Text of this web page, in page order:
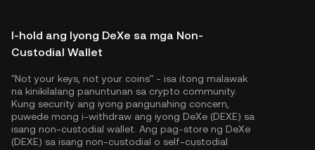
I-hold ang Iyong DeXe sa mga Non-
Custodial Wallet
"Not your keys, not your coins" - isa itong malawak
na kinikilalang panuntunan sa crypto community.
Kung security ang iyong pangunahing concern,
puwede mong i-withdraw ang iyong DeXe (DEXE) sa
isang non-custodial wallet. Ang pag-store ng DeXe
(DEXE) sa isang non-custodial o self-custodial